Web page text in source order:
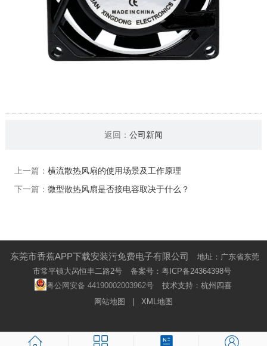
返回： 公司新闻
上一篇： 横流散热风扇的使用场景及工作原理
下一篇： 微型散热风扇是否接电容取决于什么？
东莞市香蕉APP下载安装污免费电子有限公司
地址：广东省东莞
市常平镇大呙恒丰二路2号
备案号： 粤ICP备24364398号
粤公网安备 44190002003962号
技术支持：杭州四喜
网站地图
XML地图